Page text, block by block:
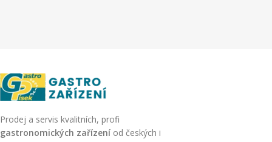
Prodej a servis kvalitních, profi
gastronomických zařízení od českých i